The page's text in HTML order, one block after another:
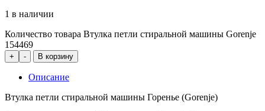
1 в наличии
Количество товара Втулка петли стиральной машины Gorenje
154469
+ - В корзину
Описание
Втулка петли стиральной машины Горенье (Gorenje)